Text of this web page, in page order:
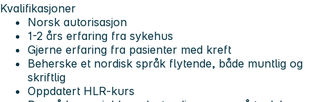
Kvalifikasjoner
Norsk autorisasjon
1-2 års erfaring fra sykehus
Gjerne erfaring fra pasienter med kreft
Beherske et nordisk språk flytende, både muntlig og
skriftlig
Oppdatert HLR-kurs